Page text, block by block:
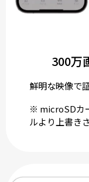
300万
鮮明な映像で
※ microSDカ
ルより上書き